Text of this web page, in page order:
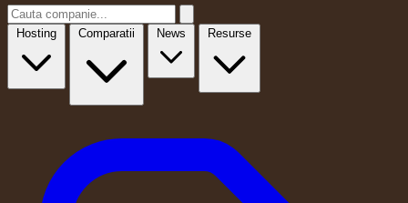
Hosting Comparatii News Resurse